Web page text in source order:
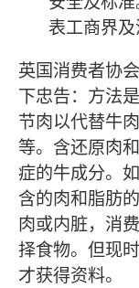
表工商界及
英国消费者协
下忠告：方法
节肉以代替牛
等。含还原肉
症的牛成分。
含的肉和脂肪
肉或内脏，消
择食物。但现
才获得资料。